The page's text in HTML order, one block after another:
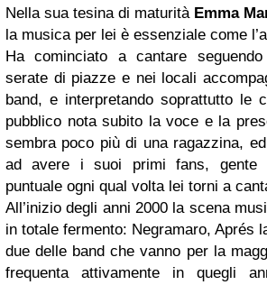
Nella sua tesina di maturità Emma
la musica per lei è essenziale come
Ha cominciato a cantare
serate di piazze e nei locali
band, e interpretando soprattutto le
pubblico nota subito la voce e la
sembra poco più di una ragazzina,
ad avere i suoi primi fans, gente
puntuale ogni qual volta lei torni a
All’inizio degli anni 2000 la scena
in totale fermento: Negramaro, Aprés
due delle band che vanno per la
frequenta attivamente in quegli